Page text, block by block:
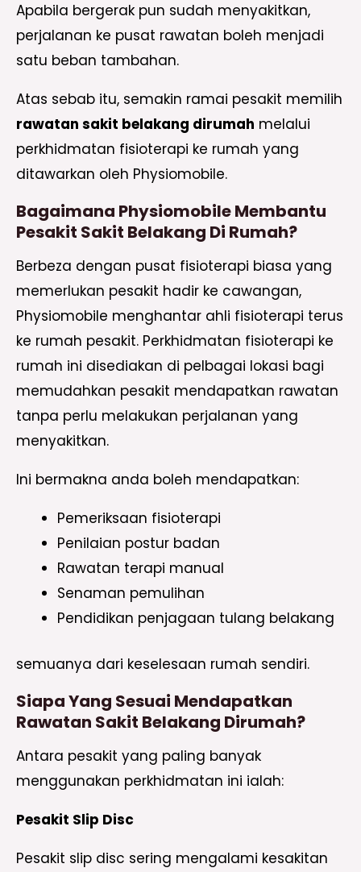
Apabila bergerak pun sudah menyakitkan,
perjalanan ke pusat rawatan boleh menjadi
satu beban tambahan.
Atas sebab itu, semakin ramai pesakit memilih
rawatan sakit belakang dirumah melalui
perkhidmatan fisioterapi ke rumah yang
ditawarkan oleh Physiomobile.
Bagaimana Physiomobile Membantu
Pesakit Sakit Belakang Di Rumah?
Berbeza dengan pusat fisioterapi biasa yang
memerlukan pesakit hadir ke cawangan,
Physiomobile menghantar ahli fisioterapi terus
ke rumah pesakit. Perkhidmatan fisioterapi ke
rumah ini disediakan di pelbagai lokasi bagi
memudahkan pesakit mendapatkan rawatan
tanpa perlu melakukan perjalanan yang
menyakitkan.
Ini bermakna anda boleh mendapatkan:
Pemeriksaan fisioterapi
Penilaian postur badan
Rawatan terapi manual
Senaman pemulihan
Pendidikan penjagaan tulang belakang
semuanya dari keselesaan rumah sendiri.
Siapa Yang Sesuai Mendapatkan
Rawatan Sakit Belakang Dirumah?
Antara pesakit yang paling banyak
menggunakan perkhidmatan ini ialah:
Pesakit Slip Disc
Pesakit slip disc sering mengalami kesakitan